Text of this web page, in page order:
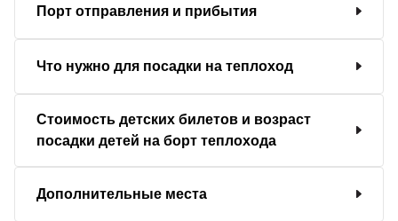
Порт отправления и прибытия
Что нужно для посадки на теплоход
Стоимость детских билетов и возраст
посадки детей на борт теплохода
Дополнительные места